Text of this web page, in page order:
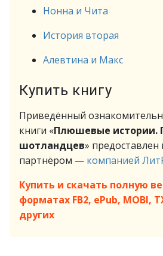
Нонна и Чита
История вторая
Алевтина и Макс
Купить книгу
Приведённый
книги «Плюшевые истории.
шотландцев»
партнёром — компанией
Купить и скачать полную
форматах FB2, ePub, MOBI,
других